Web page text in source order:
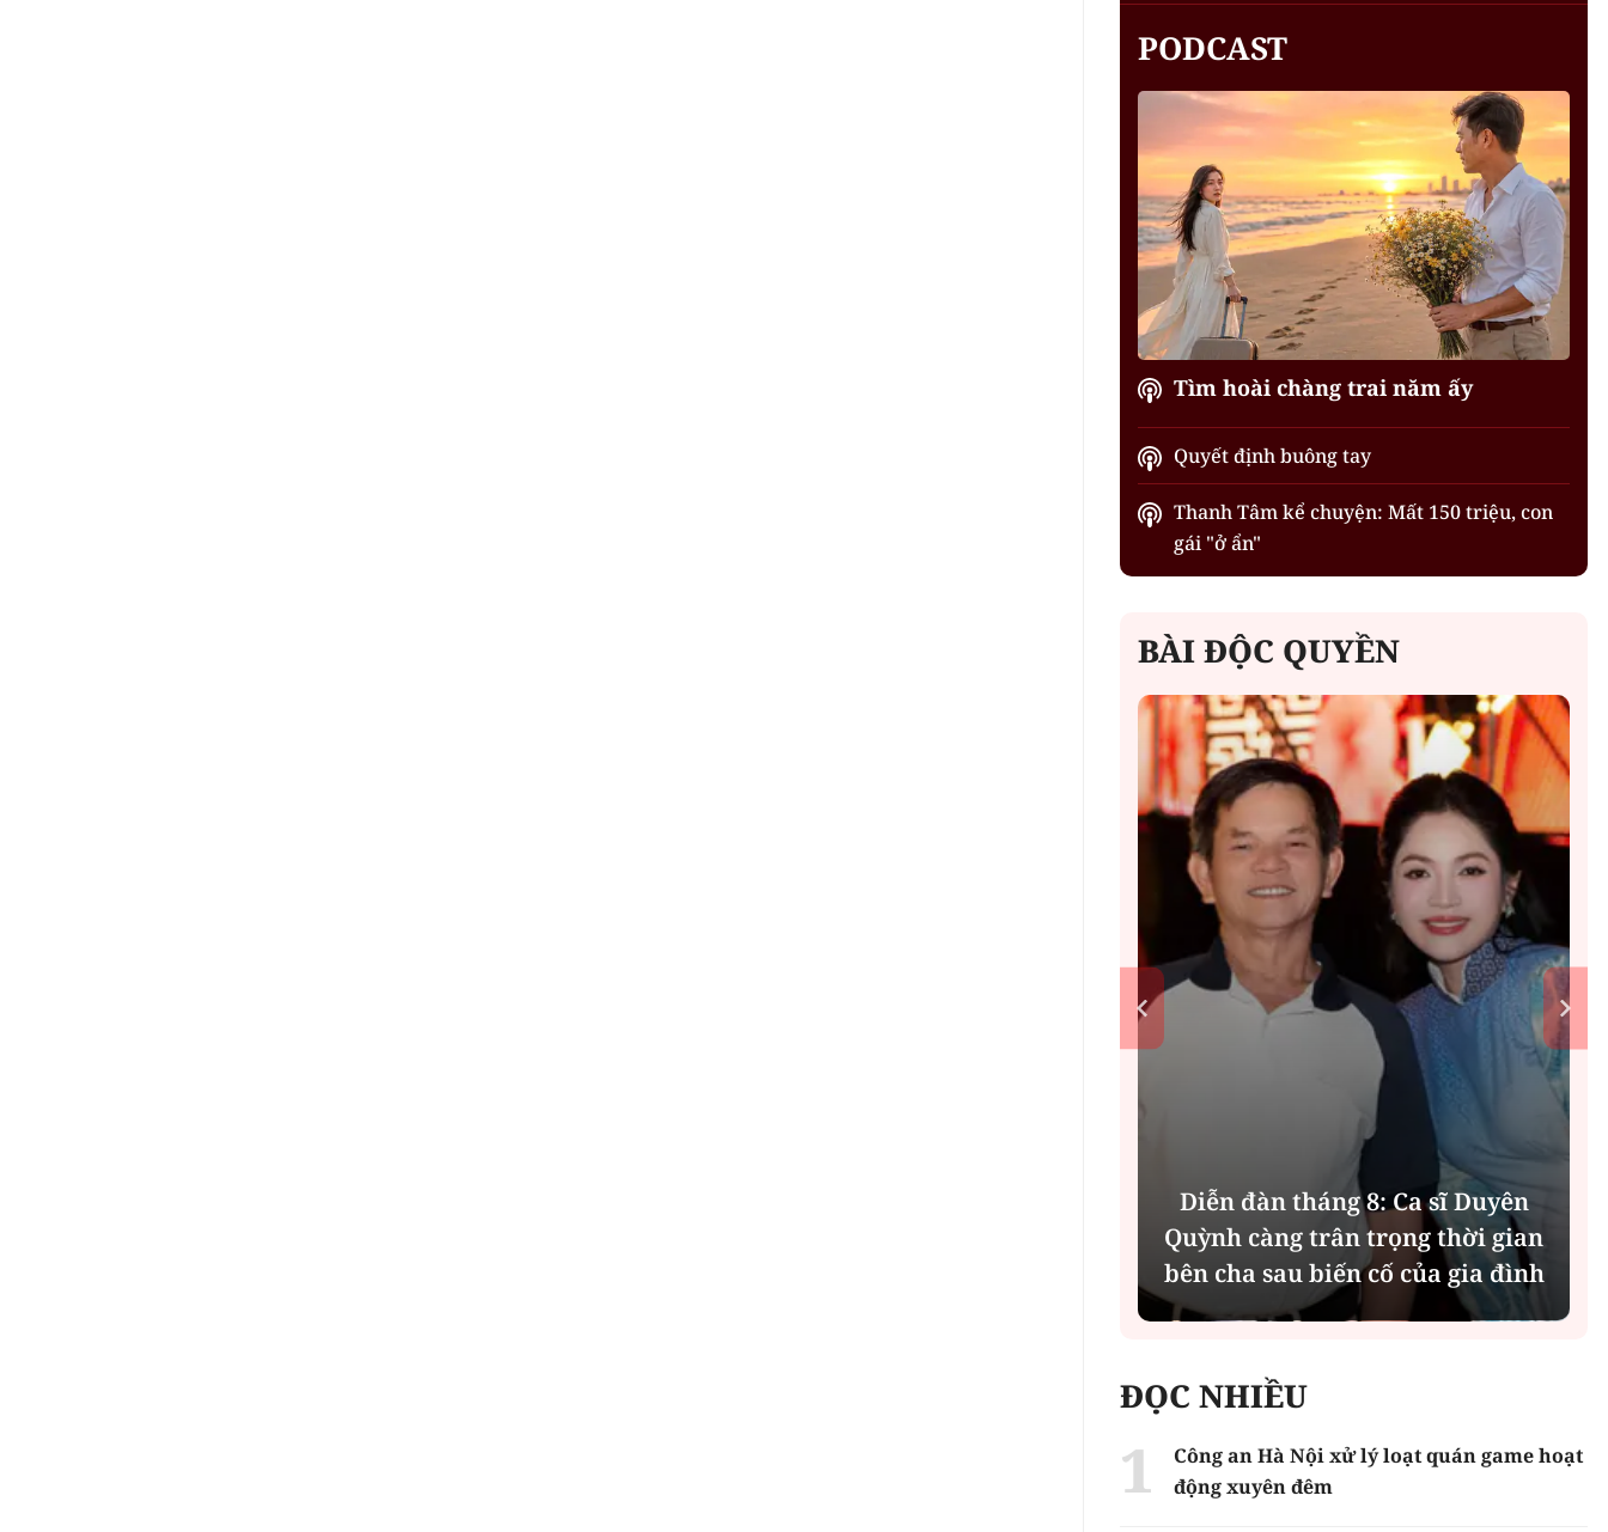
PODCAST
Tìm hoài chàng trai năm ấy
Quyết định buông tay
Thanh Tâm kể chuyện: Mất 150 triệu, con
gái "ở ẩn"
BÀI ĐỘC QUYỀN
Diễn đàn tháng 8: Ca sĩ Duyên
Quỳnh càng trân trọng thời gian
bên cha sau biến cố của gia đình
ĐỌC NHIỀU
Công an Hà Nội xử lý loạt quán game hoạt
động xuyên đêm